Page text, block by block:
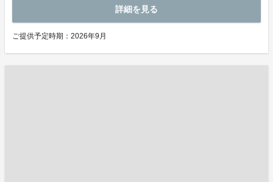
詳細を見る
ご提供予定時期：2026年9月